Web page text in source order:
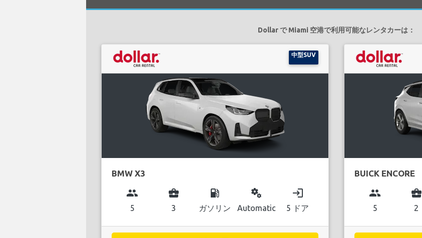
Dollar で Miami 空港で利用可能なレンタカーは：
中型SUV
BMW X3
group
5
business_center
3
local_gas_station
ガソリン
miscellaneous_services
Automatic
login
5 ドア
BUICK ENCORE
group
5
business_center
2